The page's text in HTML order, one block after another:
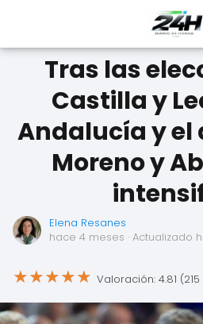
Tras las
Castilla y
Andalucía y el
Moreno y
Elena Resanes
hace 4 meses · Actualizado
★★★★★ Valoración: 4.81